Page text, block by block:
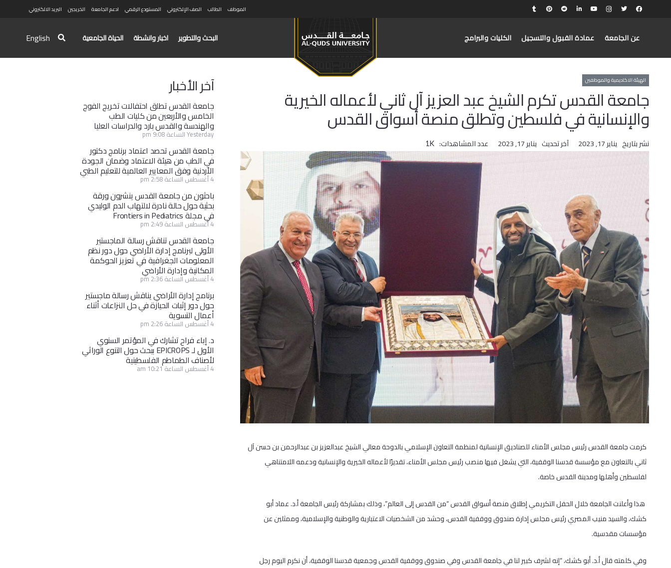
الموظف الطالب الصف الإلكتروني المستودع الرقمي ادعم الجامعة الخريجين البريد الالكتروني
عن الجامعة عمادة القبول والتسجيل الكليات والبرامج البحث والتطوير اخبار وانشطة الحياة الجامعية English
الهيئة الاكاديمية والموظفين
جامعة القدس تكرم الشيخ عبد العزيز آل ثاني لأعماله الخيرية
والإنسانية في فلسطين وتطلق منصة أسواق القدس
نشر بتاريخ يناير 17, 2023 آخر تحديث يناير 17, 2023 عدد المشاهدات: 1K
كرمت جامعة القدس رئيس مجلس الأمناء للصناديق الإنسانية لمنظمة التعاون الإسلامي بالدوحة معالي الشيخ عبدالعزيز بن عبدالرحمن بن حسن آل
ثاني بالتعاون مع مؤسسة قدسنا الوقفية، التي يشغل فيها منصب رئيس مجلس الأمناء، تقديرًا لأعماله الخيرية والإنسانية ودعمه اللامتناهي
لفلسطين وأهلها ومدينة القدس خاصة.
هذا وأعلنت الجامعة خلال الحفل التكريمي إطلاق منصة أسواق القدس “من القدس إلى العالم”، وذلك بمشاركة رئيس الجامعة أ.د. عماد أبو
كشك، والسيد منيب المصري رئيس مجلس إدارة صندوق ووقفية القدس، وحشد من الشخصيات الاعتبارية والوطنية والإسلامية، وممثلين عن
مؤسسات مقدسية.
وفي كلمته قال أ.د. أبو كشك، “إنه لشرف كبير لنا في جامعة القدس وفي صندوق ووقفية القدس وجمعية قدسنا الوقفية، أن نكرم اليوم رجل
آخر الأخبار
جامعة القدس تطلق احتفالات تخريج الفوج
الخامس والأربعين من كليات الطب
والهندسة والقدس بارد والدراسات العليا
Yesterday الساعة 9:08 pm
جامعة القدس تحصد اعتماد برنامج دكتور
في الطب من هيئة الاعتماد وضمان الجودة
الأردنية وفق المعايير العالمية للتعليم الطبي
4 أغسطس الساعة 2:58 pm
باحثون من جامعة القدس ينشرون ورقة
بحثية حول حالة نادرة لالتهاب الدم الوليدي
في مجلة Frontiers in Pediatrics
4 أغسطس الساعة 2:49 pm
جامعة القدس تناقش رسالة الماجستير
الأولى لبرنامج إدارة الأراضي حول دور نظم
المعلومات الجغرافية في تعزيز الحوكمة
المكانية وإدارة الأراضي
4 أغسطس الساعة 2:36 pm
برنامج إدارة الأراضي يناقش رسالة ماجستير
حول دور إثبات الحيازة في حل النزاعات أثناء
أعمال التسوية
4 أغسطس الساعة 2:26 pm
د. إباء فراح تشارك في المؤتمر السنوي
الأول لـ EPICROPS ببحث حول التنوع الوراثي
لأصناف الطماطم الفلسطينية
4 أغسطس الساعة 10:21 am